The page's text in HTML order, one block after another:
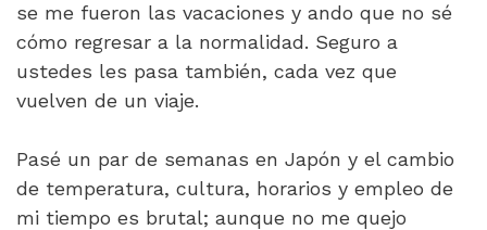
se me fueron las vacaciones y ando que no sé
cómo regresar a la normalidad. Seguro a
ustedes les pasa también, cada vez que
vuelven de un viaje.
Pasé un par de semanas en Japón y el cambio
de temperatura, cultura, horarios y empleo de
mi tiempo es brutal; aunque no me quejo